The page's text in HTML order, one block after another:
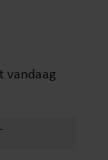
vandaag